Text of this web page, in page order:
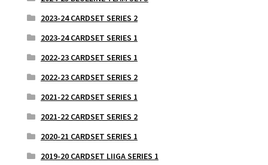
2023-24 CARDSET SERIES 2
2023-24 CARDSET SERIES 1
2022-23 CARDSET SERIES 1
2022-23 CARDSET SERIES 2
2021-22 CARDSET SERIES 1
2021-22 CARDSET SERIES 2
2020-21 CARDSET SERIES 1
2019-20 CARDSET LIIGA SERIES 1